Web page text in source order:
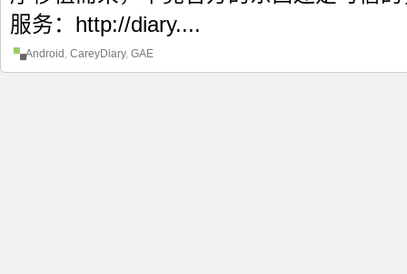
服务：http://diary....
Android , CareyDiary, GAE